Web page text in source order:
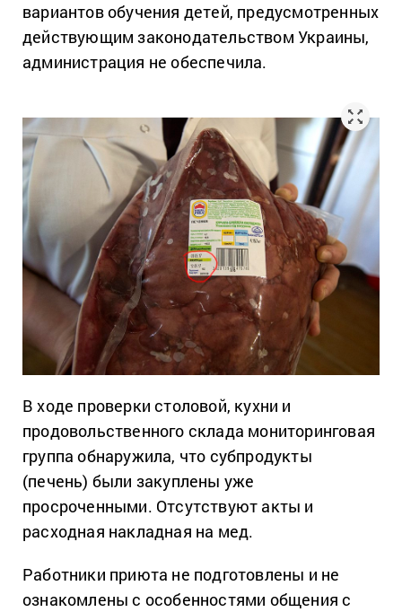
вариантов обучения детей, предусмотренных
действующим законодательством Украины,
администрация не обеспечила.
В ходе проверки столовой, кухни и
продовольственного склада мониторинговая
группа обнаружила, что субпродукты
(печень) были закуплены уже
просроченными. Отсутствуют акты и
расходная накладная на мед.
Работники приюта не подготовлены и не
ознакомлены с особенностями общения с